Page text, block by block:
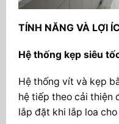
TÍNH NĂNG VÀ LỢI
Hệ thống kẹp siêu
Hệ thống vít và kẹp
hệ tiếp theo cải thiện
lắp đặt khi lắp loa